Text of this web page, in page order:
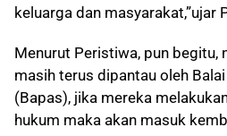
keluarga dan masyarakat,”ujar
Menurut Peristiwa, pun begitu,
masih terus dipantau oleh
(Bapas), jika mereka
hukum maka akan masuk